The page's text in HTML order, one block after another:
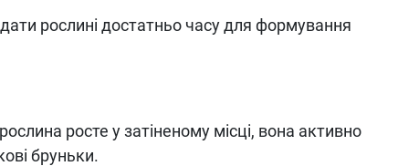
рослині достатньо часу для формування
росте у затіненому місці, вона активно
бруньки.